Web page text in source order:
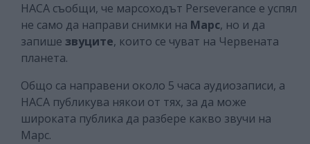
НАСА съобщи, че марсоходът Perseverance е успял
не само да направи снимки на Марс, но и да
запише звуците, които се чуват на Червената
планета.
Общо са направени около 5 часа аудиозаписи, а
НАСА публикува някои от тях, за да може
широката публика да разбере какво звучи на
Марс.